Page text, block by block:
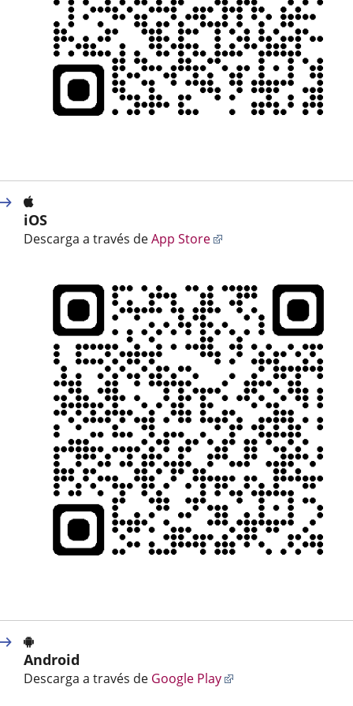
iOS
Descarga a través deApp Store
aplicación
externa.
Android
Descarga a través de Google Play